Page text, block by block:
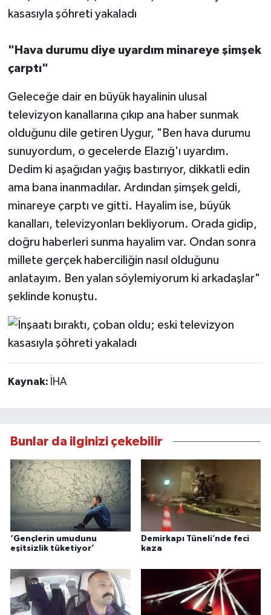
"Hava durumu diye uyardım minareye şimşek
çarptı"
Geleceğe dair en büyük hayalinin ulusal
televizyon kanallarına çıkıp ana haber sunmak
olduğunu dile getiren Uygur, "Ben hava durumu
sunuyordum, o gecelerde Elazığ'ı uyardım.
Dedim ki aşağıdan yağış bastırıyor, dikkatli edin
ama bana inanmadılar. Ardından şimşek geldi,
minareye çarptı ve gitti. Hayalim ise, büyük
kanalları, televizyonları bekliyorum. Orada gidip,
doğru haberleri sunma hayalim var. Ondan sonra
millete gerçek haberciliğin nasıl olduğunu
anlatayım. Ben yalan söylemiyorum ki arkadaşlar"
şeklinde konuştu.
Kaynak: İHA
Bunlar da ilginizi çekebilir
‘Gençlerin umudunu
eşitsizlik tüketiyor’
Demirkapı Tüneli’nde feci
kaza